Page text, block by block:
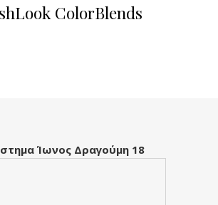
ColorBlends
Ίωνος Δραγούμη 18